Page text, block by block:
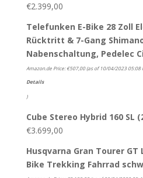
€2.399,00
Telefunken E-Bike 28 Zoll
Rücktritt & 7-Gang
Nabenschaltung, Pedelec
Amazon.de Price:€507,00(as of 10/04/2023 05:08
Details
)
Cube Stereo Hybrid 160 SL
€3.699,00
Husqvarna Gran Tourer GT
Bike Trekking Fahrrad